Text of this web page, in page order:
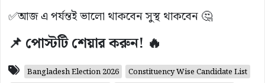
✅আজ এ পর্যন্তই ভালো থাকবেন সুস্থ থাকবেন 🤔
📌 পোস্টটি শেয়ার করুন! 🔥
Bangladesh Election 2026
Constituency Wise Candidate List